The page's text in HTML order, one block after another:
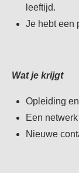
leeftijd.
Je hebt een
Wat je krijgt
Opleiding
Een
Nieuwe